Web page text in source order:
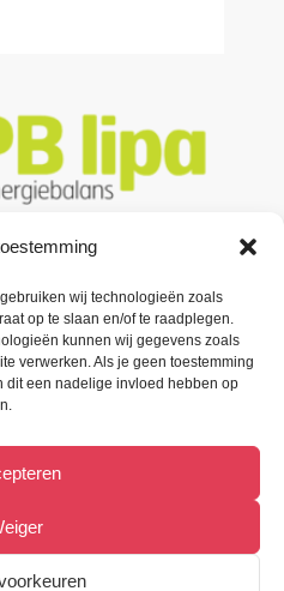
wij technologieën zoals
op te slaan en/of te raadplegen.
kunnen wij gegevens zoals
verwerken. Als je geen toestemming
dit een nadelige invloed hebben op